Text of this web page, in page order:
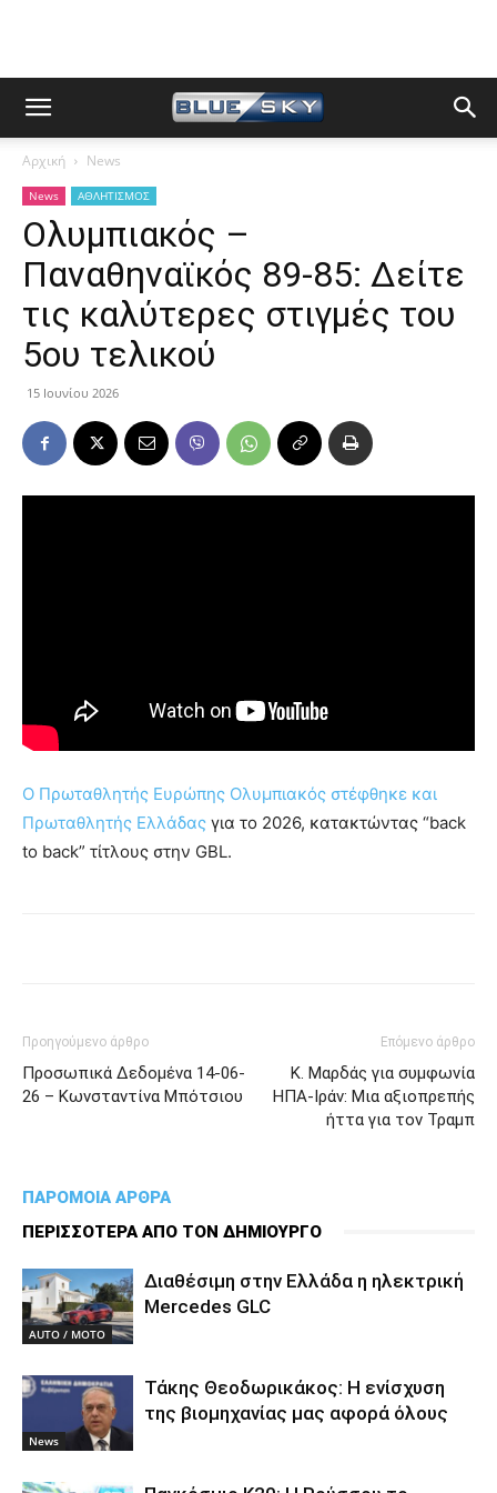
Αρχική News
News ΑΘΛΗΤΙΣΜΟΣ
Oλυμπιακός –
Παναθηναϊκός 89-85: Δείτε
τις καλύτερες στιγμές του
5ου τελικού
15 Ιουνίου 2026
Ο Πρωταθλητής Ευρώπης Ολυμπιακός στέφθηκε και
Πρωταθλητής Ελλάδας για το 2026, κατακτώντας “back
to back” τίτλους στην GBL.
Προηγούμενο άρθρο
Προσωπικά Δεδομένα 14-06-
26 – Κωνσταντίνα Μπότσιου
Επόμενο άρθρο
Κ. Μαρδάς για συμφωνία
ΗΠΑ-Ιράν: Μια αξιοπρεπής
ήττα για τον Τραμπ
ΠΑΡΟΜΟΙΑ ΑΡΘΡΑ
ΠΕΡΙΣΣΟΤΕΡΑ ΑΠΟ ΤΟΝ ΔΗΜΙΟΥΡΓΟ
AUTO / MOTO
Διαθέσιμη στην Ελλάδα η ηλεκτρική
Mercedes GLC
News
Τάκης Θεοδωρικάκος: Η ενίσχυση
της βιομηχανίας μας αφορά όλους